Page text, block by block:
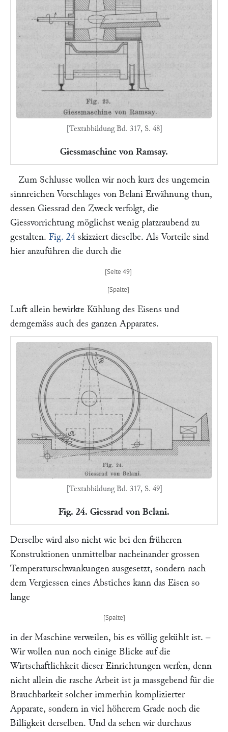
[Textabbildung Bd. 317, S. 48]
Giessmaschine von Ramsay.
Zum Schlusse wollen wir noch kurz des ungemein
sinnreichen Vorschlages von Belani Erwähnung thun,
dessen Giessrad den Zweck verfolgt, die
Giessvorrichtung möglichst wenig platzraubend zu
gestalten. Fig. 24 skizziert dieselbe. Als Vorteile sind
hier anzuführen die durch die
Luft allein bewirkte Kühlung des Eisens und
demgemäss auch des ganzen Apparates.
[Textabbildung Bd. 317, S. 49]
Fig. 24. Giessrad von Belani.
Derselbe wird also nicht wie bei den früheren
Konstruktionen unmittelbar nacheinander grossen
Temperaturschwankungen ausgesetzt, sondern nach
dem Vergiessen eines Abstiches kann das Eisen so
lange
in der Maschine verweilen, bis es völlig gekühlt ist. –
Wir wollen nun noch einige Blicke auf die
Wirtschaftlichkeit dieser Einrichtungen werfen, denn
nicht allein die rasche Arbeit ist ja massgebend für die
Brauchbarkeit solcher immerhin komplizierter
Apparate, sondern in viel höherem Grade noch die
Billigkeit derselben. Und da sehen wir durchaus